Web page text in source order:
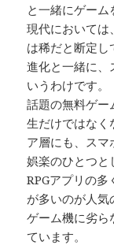
と一緒にゲーム
現代においては
は稀だと断定
進化と一緒に、
いうわけです。
話題の無料ゲー
生だけではなく
ア層にも、スマ
娯楽のひとつと
RPGアプリの
が多いのが人
ゲーム機に劣ら
ています。